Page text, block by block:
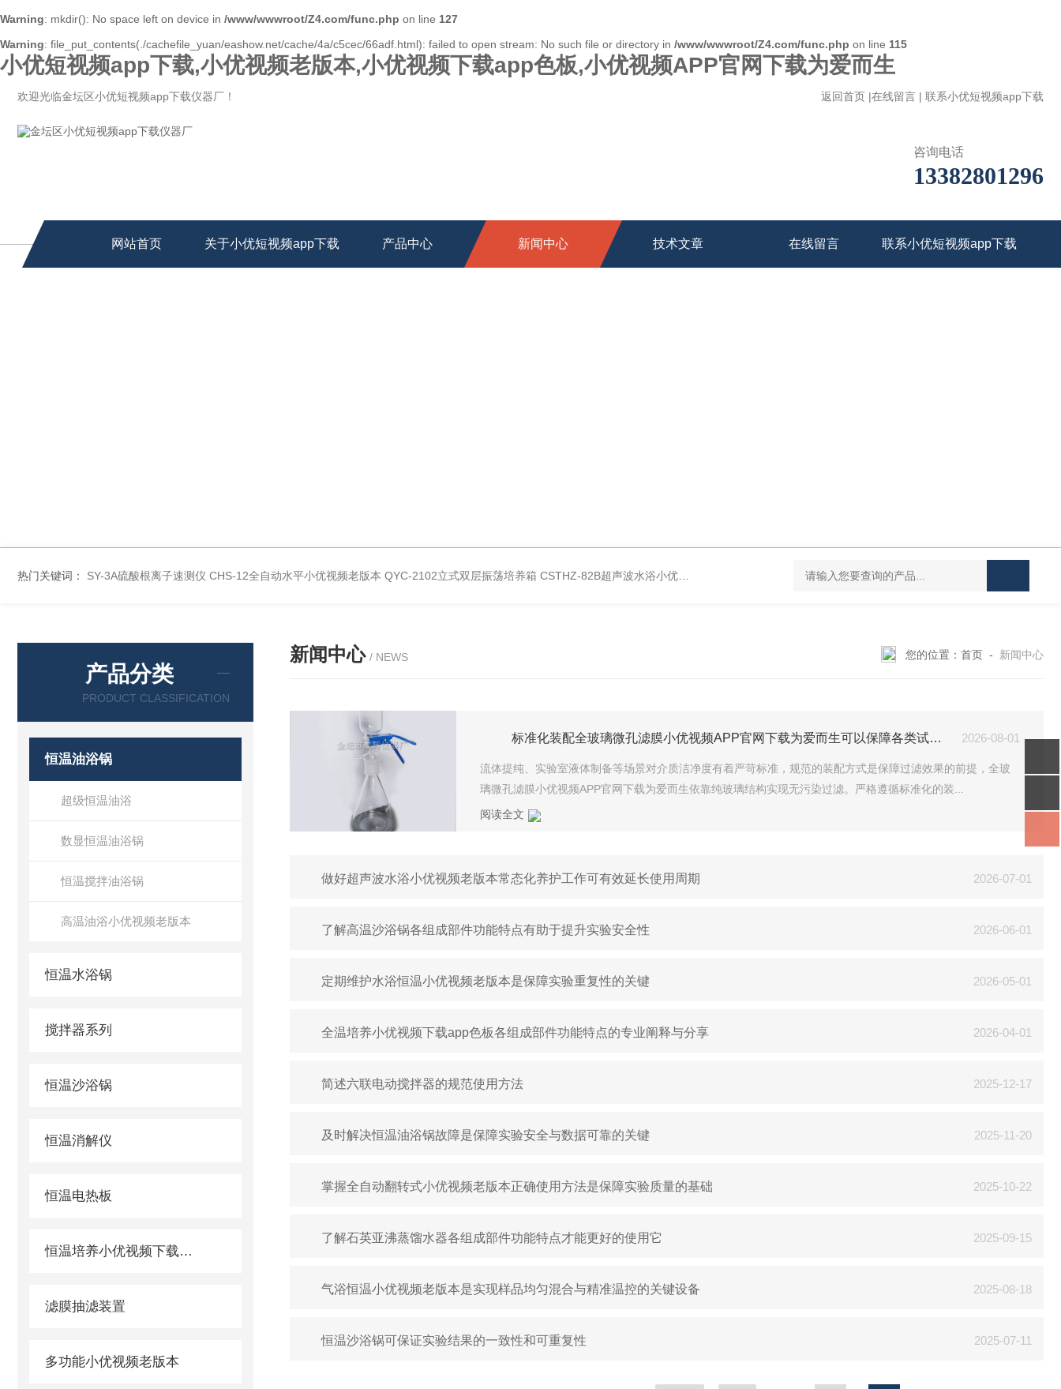
Warning: mkdir(): No space left on device in /www/wwwroot/Z4.com/func.php on line 127
Warning: file_put_contents(./cachefile_yuan/eashow.net/cache/4a/c5cec/66adf.html): failed to open stream: No such file or directory in /www/wwwroot/Z4.com/func.php on line 115
小优短视频app下载,小优视频老版本,小优视频下载app色板,小优视频APP官网下载为爱而生
欢迎光临金坛区小优短视频app下载仪器厂！ 返回首页 |在线留言 | 联系小优短视频app下载
咨询电话
13382801296
网站首页 关于小优短视频app下载 产品中心 新闻中心 技术文章 在线留言 联系小优短视频app下载
热门关键词： SY-3A硫酸根离子速测仪 CHS-12全自动水平小优视频老版本 QYC-2102立式双层振荡培养箱 CSTHZ-82B超声波水浴小优视频老版本 DC-20L低温恒温水浴 HY-100L大容量恒温油浴锅
产品分类
PRODUCT CLASSIFICATION
恒温油浴锅
超级恒温油浴
数显恒温油浴锅
恒温搅拌油浴锅
高温油浴小优视频老版本
恒温水浴锅
搅拌器系列
恒温沙浴锅
恒温消解仪
恒温电热板
恒温培养小优视频下载app色板
滤膜抽滤装置
多功能小优视频老版本
新闻中心 / NEWS 您的位置： 首页 - 新闻中心
标准化装配全玻璃微孔滤膜小优视频APP官网下载为爱而生可以保障各类试液的过滤纯度 2026-08-01
流体提纯、实验室液体制备等场景对介质洁净度有着严苛标准，规范的装配方式是保障过滤效果的前提，全玻
璃微孔滤膜小优视频APP官网下载为爱而生依靠纯玻璃结构实现无污染过滤。严格遵循标准化的装...
阅读全文
做好超声波水浴小优视频老版本常态化养护工作可有效延长使用周期 2026-07-01
了解高温沙浴锅各组成部件功能特点有助于提升实验安全性 2026-06-01
定期维护水浴恒温小优视频老版本是保障实验重复性的关键 2026-05-01
全温培养小优视频下载app色板各组成部件功能特点的专业阐释与分享 2026-04-01
简述六联电动搅拌器的规范使用方法 2025-12-17
及时解决恒温油浴锅故障是保障实验安全与数据可靠的关键 2025-11-20
掌握全自动翻转式小优视频老版本正确使用方法是保障实验质量的基础 2025-10-22
了解石英亚沸蒸馏水器各组成部件功能特点才能更好的使用它 2025-09-15
气浴恒温小优视频老版本是实现样品均匀混合与精准温控的关键设备 2025-08-18
恒温沙浴锅可保证实验结果的一致性和可重复性 2025-07-11